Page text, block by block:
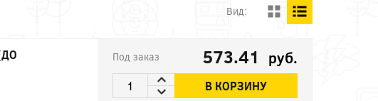
Вид:
Под заказ 573.41 руб.
В КОРЗИНУ